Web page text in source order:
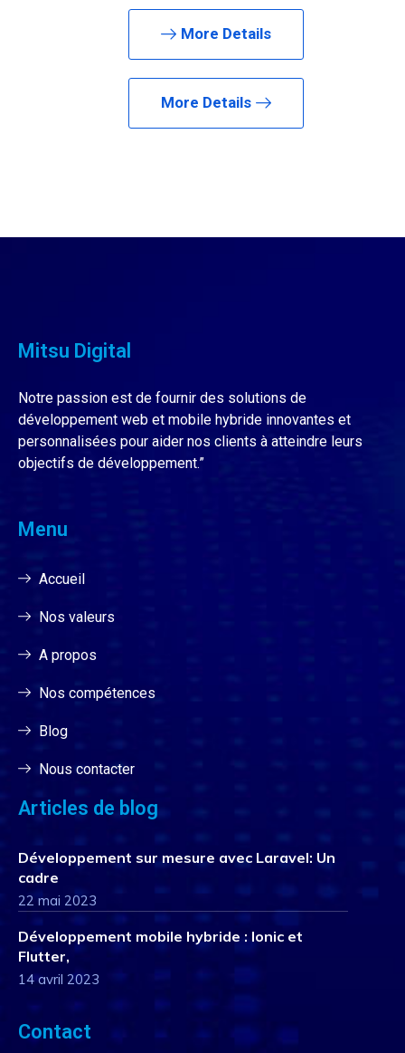
More Details
More Details
Mitsu Digital
Notre passion est de fournir des solutions de
développement web et mobile hybride innovantes et
personnalisées pour aider nos clients à atteindre leurs
objectifs de développement.”
Menu
Accueil
Nos valeurs
A propos
Nos compétences
Blog
Nous contacter
Articles de blog
Développement sur mesure avec Laravel: Un
cadre
22 mai 2023
Développement mobile hybride : Ionic et
Flutter,
14 avril 2023
Contact